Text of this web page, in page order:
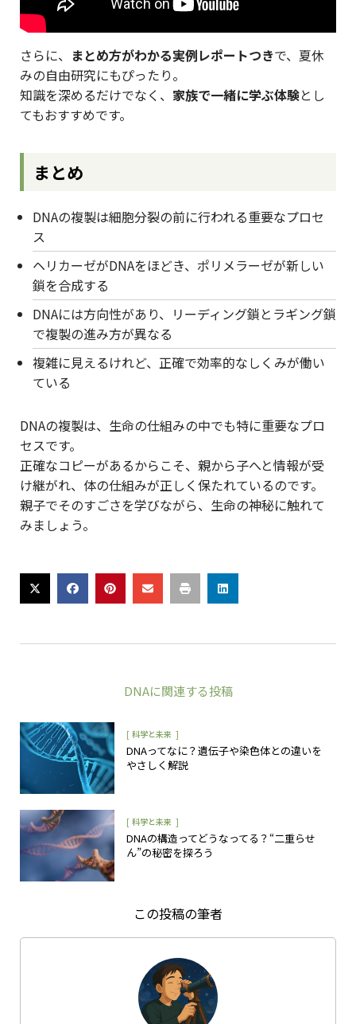
さらに、 まとめ方がわかる実例レポートつきで、夏休
みの自由研究にもぴったり。
知識を深めるだけでなく、 家族で一緒に学ぶ体験とし
てもおすすめです。
まとめ
DNAの複製は細胞分裂の前に行われる重要なプロセ
ス
ヘリカーゼがDNAをほどき、ポリメラーゼが新しい
鎖を合成する
DNAには方向性があり、リーディング鎖とラギング鎖
で複製の進み方が異なる
複雑に見えるけれど、正確で効率的なしくみが働い
ている
DNAの複製は、生命の仕組みの中でも特に重要なプロ
セスです。
正確なコピーがあるからこそ、親から子へと情報が受
け継がれ、体の仕組みが正しく保たれているのです。
親子でそのすごさを学びながら、生命の神秘に触れて
みましょう。
DNAに関連する投稿
[ 科学と未来 ]
DNAってなに？遺伝子や染色体との違いを
やさしく解説
[ 科学と未来 ]
DNAの構造ってどうなってる？“二重らせ
ん”の秘密を探ろう
この投稿の筆者